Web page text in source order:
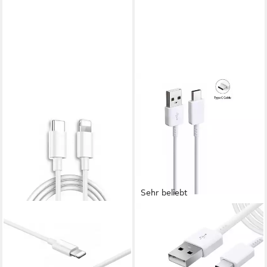
Sehr beliebt
Ladekabel passt für Samsung
Galaxy S25 S24 S23 S22
Edge Plus Ultra